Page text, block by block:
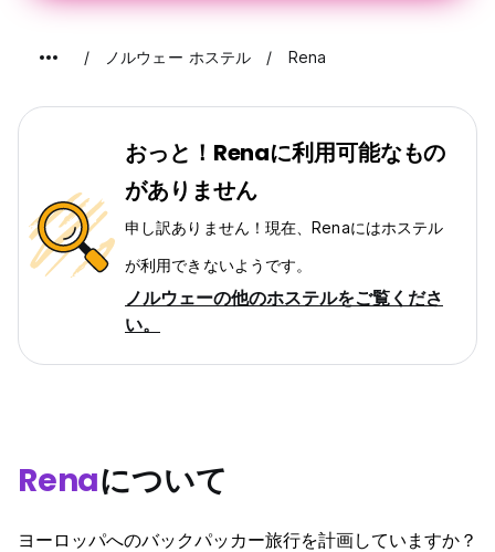
ノルウェー ホステル Rena
おっと！Renaに利用可能なもの
がありません
申し訳ありません！現在、Renaにはホステル
が利用できないようです。
ノルウェーの他のホステルをご覧くださ
い。
Renaについて
ヨーロッパへのバックパッカー旅行を計画していますか？